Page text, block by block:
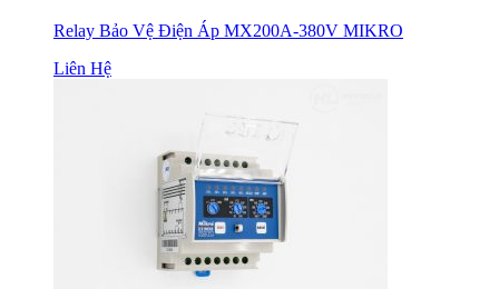
Relay Bảo Vệ Điện Áp MX200A-380V MIKRO
Liên Hệ